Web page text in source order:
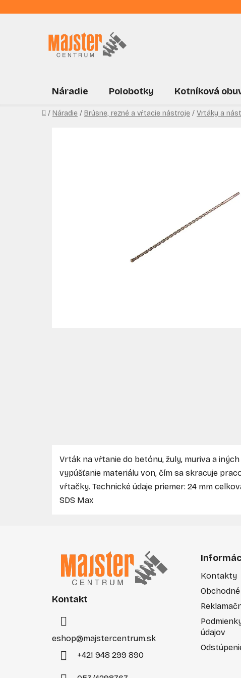
na
Náradie Polobotky Kotníková
Domov
/ Náradie / Brúsne, rezné a vŕtacie nástroje / Vrtáky a
Vrták na vŕtanie do betónu, žuly, muriva a
vypúšťanie materiálu von, čím sa skracuje
vŕtačky. Technické údaje priemer: 24 mm
SDS Max
Kontakt
eshop@majstercentrum.sk
+421 948 299 890
Kontakty
údajov